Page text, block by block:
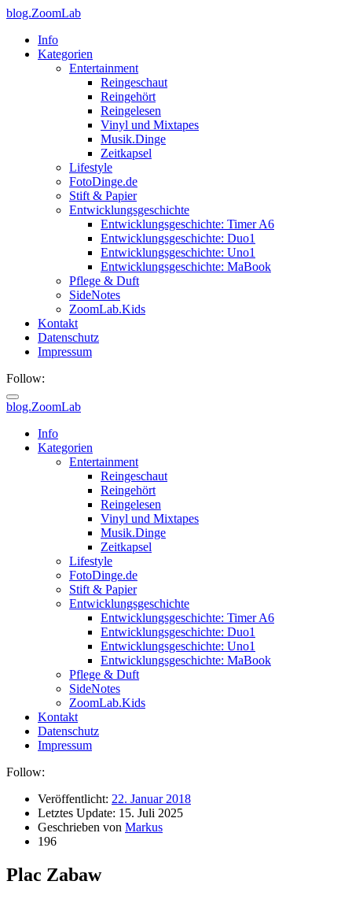
blog.ZoomLab
Info
Kategorien
Entertainment
Reingeschaut
Reingehört
Reingelesen
Vinyl und Mixtapes
Musik.Dinge
Zeitkapsel
Lifestyle
FotoDinge.de
Stift & Papier
Entwicklungsgeschichte
Entwicklungsgeschichte: Timer A6
Entwicklungsgeschichte: Duo1
Entwicklungsgeschichte: Uno1
Entwicklungsgeschichte: MaBook
Pflege & Duft
SideNotes
ZoomLab.Kids
Kontakt
Datenschutz
Impressum
Follow:
blog.ZoomLab
Info
Kategorien
Entertainment
Reingeschaut
Reingehört
Reingelesen
Vinyl und Mixtapes
Musik.Dinge
Zeitkapsel
Lifestyle
FotoDinge.de
Stift & Papier
Entwicklungsgeschichte
Entwicklungsgeschichte: Timer A6
Entwicklungsgeschichte: Duo1
Entwicklungsgeschichte: Uno1
Entwicklungsgeschichte: MaBook
Pflege & Duft
SideNotes
ZoomLab.Kids
Kontakt
Datenschutz
Impressum
Follow:
Veröffentlicht: 22. Januar 2018
Letztes Update: 15. Juli 2025
Geschrieben von Markus
196
Plac Zabaw